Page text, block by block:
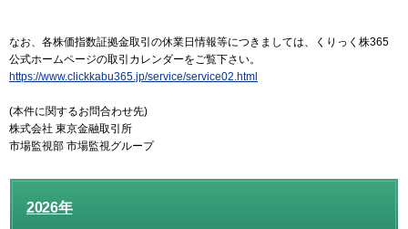
なお、各株価指数証拠金取引の休業日情報等につきましては、くりっく株365
公式ホームページの取引カレンダーをご覧下さい。
https://www.clickkabu365.jp/service/service02.html
(本件に関するお問合わせ先)
株式会社 東京金融取引所
市場監視部 市場監視グループ
2026年